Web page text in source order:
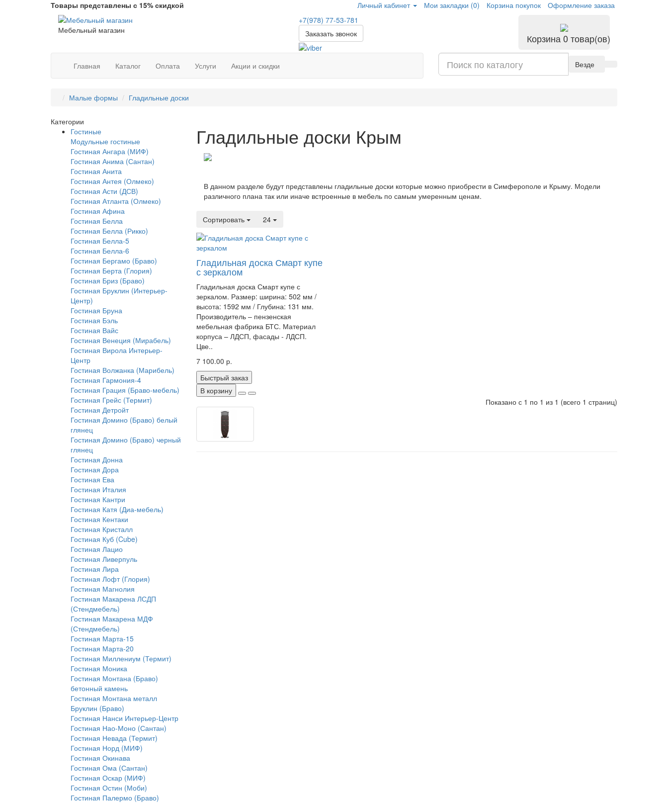
Товары представлены с 15% скидкой Личный кабинет Мои закладки (0) Корзина покупок Оформление заказа
Мебельный магазин
+7(978) 77-53-781
Заказать звонок
Корзина 0 товар(ов)
Главная Каталог Оплата Услуги Акции и скидки Везде
Малые формы Гладильные доски
Категории
Гостиные
Модульные гостиные
Гостиная Ангара (МИФ)
Гостиная Анима (Сантан)
Гостиная Анита
Гостиная Антея (Олмеко)
Гостиная Асти (ДСВ)
Гостиная Атланта (Олмеко)
Гостиная Афина
Гостиная Белла
Гостиная Белла (Рикко)
Гостиная Белла-5
Гостиная Белла-6
Гостиная Бергамо (Браво)
Гостиная Берта (Глория)
Гостиная Бриз (Браво)
Гостиная Бруклин (Интерьер-
Центр)
Гостиная Бруна
Гостиная Бэль
Гостиная Вайс
Гостиная Венеция (Мирабель)
Гостиная Вирола Интерьер-
Центр
Гостиная Волжанка (Марибель)
Гостиная Гармония-4
Гостиная Грация (Браво-мебель)
Гостиная Грейс (Термит)
Гостиная Детройт
Гостиная Домино (Браво) белый
глянец
Гостиная Домино (Браво) черный
глянец
Гостиная Донна
Гостиная Дора
Гостиная Ева
Гостиная Италия
Гостиная Кантри
Гостиная Катя (Диа-мебель)
Гостиная Кентаки
Гостиная Кристалл
Гостиная Куб (Cube)
Гостиная Лацио
Гостиная Ливерпуль
Гостиная Лира
Гостиная Лофт (Глория)
Гостиная Магнолия
Гостиная Макарена ЛСДП
(Стендмебель)
Гостиная Макарена МДФ
(Стендмебель)
Гостиная Марта-15
Гостиная Марта-20
Гостиная Миллениум (Термит)
Гостиная Моника
Гостиная Монтана (Браво)
бетонный камень
Гостиная Монтана металл
Бруклин (Браво)
Гостиная Нанси Интерьер-Центр
Гостиная Нао-Моно (Сантан)
Гостиная Невада (Термит)
Гостиная Норд (МИФ)
Гостиная Окинава
Гостиная Ома (Сантан)
Гостиная Оскар (МИФ)
Гостиная Остин (Моби)
Гостиная Палермо (Браво)
Гладильные доски Крым
В данном разделе будут представлены гладильные доски которые можно приобрести в Симферополе и Крыму. Модели
различного плана так или иначе встроенные в мебель по самым умеренным ценам.
Сортировать 24
Гладильная доска Смарт купе
с зеркалом
Гладильная доска Смарт купе с
зеркалом. Размер: ширина: 502 мм /
высота: 1592 мм / Глубина: 131 мм.
Производитель – пензенская
мебельная фабрика БТС. Материал
корпуса – ЛДСП, фасады - ЛДСП.
Цве..
7 100.00 р.
Быстрый заказ
В корзину
Показано с 1 по 1 из 1 (всего 1 страниц)